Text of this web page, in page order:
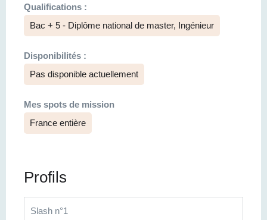
Qualifications :
Bac + 5 - Diplôme national de master, Ingénieur
Disponibilités :
Pas disponible actuellement
Mes spots de mission
France entière
Profils
Slash n°1